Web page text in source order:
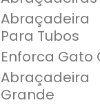
Para Tubos
Enforca
Grande